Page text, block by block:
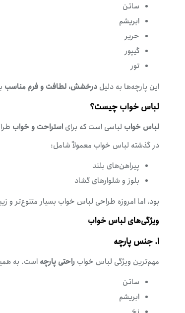
ساتن
ابریشم
حریر
گیپور
تور
این پارچه‌ها به دلیل درخشش، لطافت و فرم مناسب
لباس خواب چیست؟
لباس خواب لباسی است که برای استراحت و خواب
در گذشته لباس خواب معمولاً شامل:
پیراهن‌های بلند
بلوز و شلوارهای گشاد
بود، اما امروزه طراحی لباس خواب بسیار متنوع‌تر و
ویژگی‌های لباس خواب
۱. جنس پارچه
مهم‌ترین ویژگی لباس خواب راحتی پارچه است. به
ساتن
ابریشم